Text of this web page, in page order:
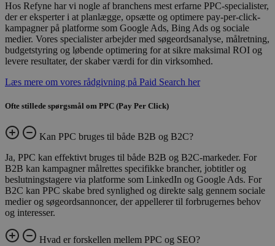
Hos Refyne har vi nogle af branchens mest erfarne PPC-specialister,
der er eksperter i at planlægge, opsætte og optimere pay-per-click-
kampagner på platforme som Google Ads, Bing Ads og sociale
medier. Vores specialister arbejder med søgeordsanalyse, målretning,
budgetstyring og løbende optimering for at sikre maksimal ROI og
levere resultater, der skaber værdi for din virksomhed.
Læs mere om vores rådgivning på Paid Search her
Ofte stillede spørgsmål om PPC (Pay Per Click)
Kan PPC bruges til både B2B og B2C?
Ja, PPC kan effektivt bruges til både B2B og B2C-markeder. For
B2B kan kampagner målrettes specifikke brancher, jobtitler og
beslutningstagere via platforme som LinkedIn og Google Ads. For
B2C kan PPC skabe bred synlighed og direkte salg gennem sociale
medier og søgeordsannoncer, der appellerer til forbrugernes behov
og interesser.
Hvad er forskellen mellem PPC og SEO?